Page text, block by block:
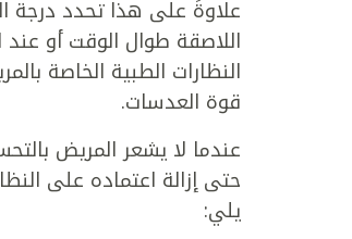
علاوةً على هذا تحدد درجة
اللاصقة طوال الوقت أو
قوة العدسات.
عندما لا يشعر المريض
حتى إزالة اعتماده على
يلي: